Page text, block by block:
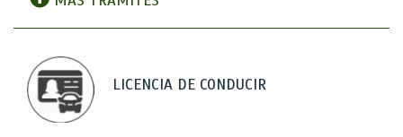
LICENCIA DE CONDUCIR